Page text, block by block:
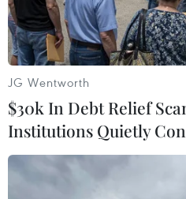
JG Wentworth
$30k In Debt Relief
Institutions Quietly